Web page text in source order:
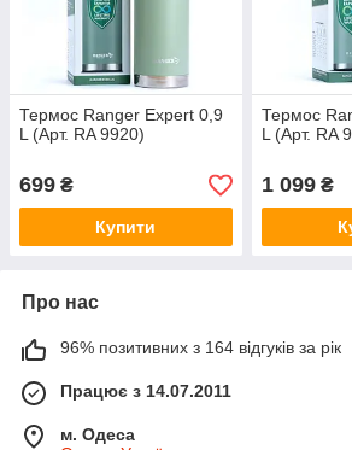
Термос Ranger Expert 0,9
L (Арт. RA 9920)
699 ₴
Купити
Термос
L (Арт. RA
1 099₴
Про нас
96% позитивних з 164 відгуків за рік
Працює з 14.07.2011
м. Одеса